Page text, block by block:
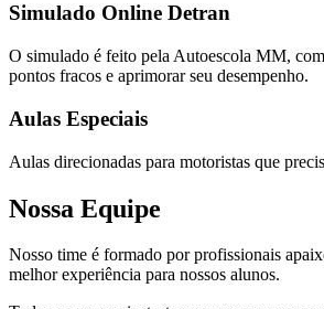
Simulado Online Detran
O simulado é feito pela Autoescola MM,
pontos fracos e aprimorar seu desempenho.
Aulas Especiais
Aulas direcionadas para motoristas que
Nossa Equipe
Nosso time é formado por profissionais
melhor experiência para nossos alunos.